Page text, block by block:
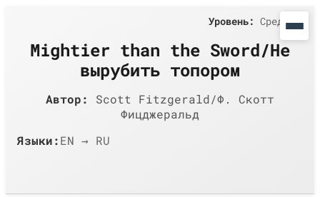
Mightier than the Sword/Не
вырубить топором
Автор:
Scott Fitzgerald/Ф. Скотт
Фицджеральд
Языки:EN → RU
Уровень: Средний